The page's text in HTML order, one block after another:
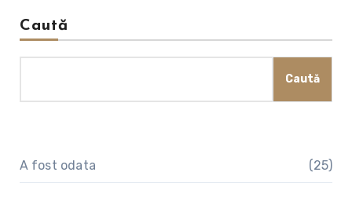
Caută
Caută
A fost odata (25)